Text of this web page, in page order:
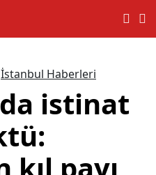
İstanbul Haberleri
istinat